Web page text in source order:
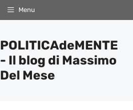
Menu
POLITICAdeMENTE
- Il blog di Massimo
Del Mese